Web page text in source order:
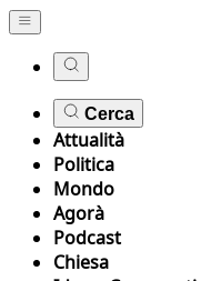
Cerca
Attualità
Politica
Mondo
Agorà
Podcast
Chiesa